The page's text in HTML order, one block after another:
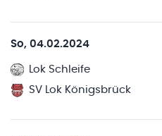
So, 04.02.2024
Lok Schleife
SV Lok Königsbrück